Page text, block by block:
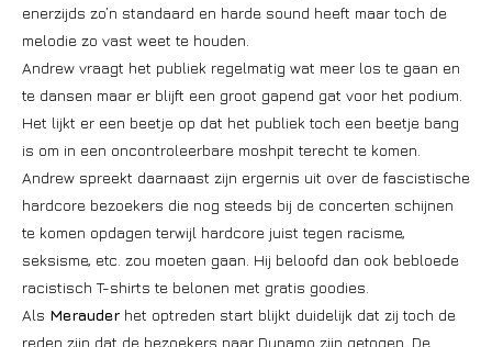
enerzijds zo’n standaard en harde sound heeft maar toch de
melodie zo vast weet te houden.
Andrew vraagt het publiek regelmatig wat meer los te gaan en
te dansen maar er blijft een groot gapend gat voor het podium.
Het lijkt er een beetje op dat het publiek toch een beetje bang
is om in een oncontroleerbare moshpit terecht te komen.
Andrew spreekt daarnaast zijn ergernis uit over de fascistische
hardcore bezoekers die nog steeds bij de concerten schijnen
te komen opdagen terwijl hardcore juist tegen racisme,
seksisme, etc. zou moeten gaan. Hij beloofd dan ook bebloede
racistisch T-shirts te belonen met gratis goodies.
Als Merauder het optreden start blijkt duidelijk dat zij toch de
reden zijn dat de bezoekers naar Dynamo zijn getogen. De